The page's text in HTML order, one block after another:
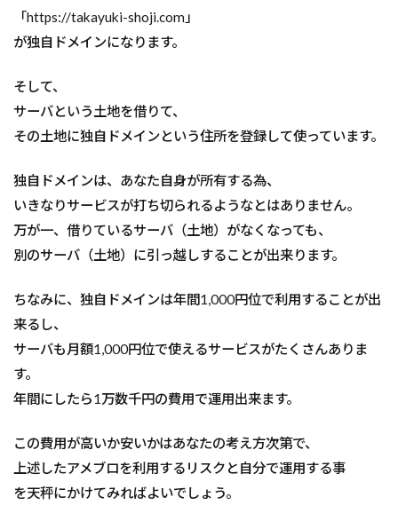
「https://takayuki-shoji.com」
が独自ドメインになります。
そして、
サーバという土地を借りて、
その土地に独自ドメインという住所を登録して使っています。
独自ドメインは、あなた自身が所有する為、
いきなりサービスが打ち切られるようなとはありません。
万が一、借りているサーバ（土地）がなくなっても、
別のサーバ（土地）に引っ越しすることが出来ります。
ちなみに、独自ドメインは年間1,000円位で利用することが出
来るし、
サーバも月額1,000円位で使えるサービスがたくさんありま
す。
年間にしたら1万数千円の費用で運用出来ます。
この費用が高いか安いかはあなたの考え方次第で、
上述したアメブロを利用するリスクと自分で運用する事
を天秤にかけてみればよいでしょう。